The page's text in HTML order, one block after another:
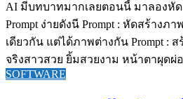
AI มีบทบาทมากเลยตอนนี้ มาลองหัด
Prompt ง่ายดังนี Prompt : หัดสร้างภา
เดียวกัน แต่ได้ภาพต่างกัน Prompt :
จริงสาวสวย ยิ้มสวยงาม หน้าตาผุดผ่
SOFTWARE